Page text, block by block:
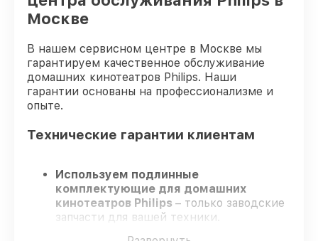
Москве
В нашем сервисном центре в Москве мы
гарантируем качественное обслуживание
домашних кинотеатров Philips. Наши
гарантии основаны на профессионализме и
опыте.
Технические гарантии клиентам
Используем подлинные
комплектующие для домашних
кинотеатров Philips – только заводские
запчасти для вашей техники.